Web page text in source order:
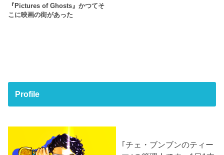
『Pictures of Ghosts』かつてそ
こに映画の街があった
Profile
｢チェ・ブンブンのティー